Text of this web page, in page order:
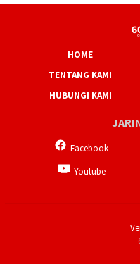
HOME
TENTANG KAMI
HUBUNGI KAMI
Facebook
Youtube